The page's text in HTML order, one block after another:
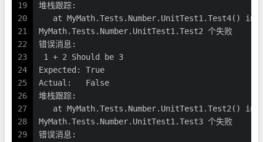
19
20
21
22
23
24
25
26
27
28
29
堆栈跟踪:
at MyMath.Tests.Number.UnitTest1.Test4() in
MyMath.Tests.Number.UnitTest1.Test2 个失败
错误消息:
1 + 2 Should be 3
Expected: True
Actual:   False
堆栈跟踪:
at MyMath.Tests.Number.UnitTest1.Test2() in
MyMath.Tests.Number.UnitTest1.Test3 个失败
错误消息: